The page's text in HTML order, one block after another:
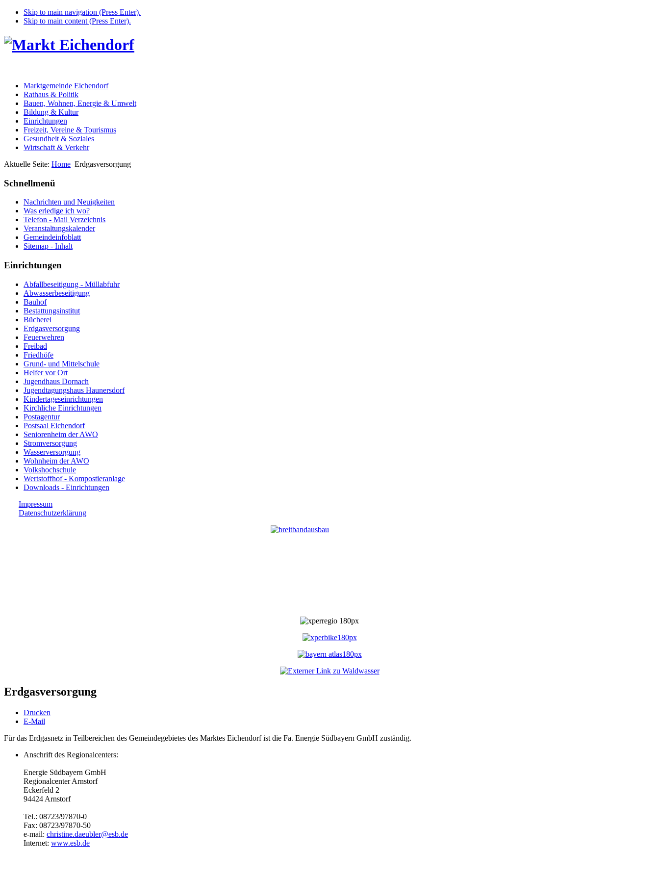
Skip to main navigation (Press Enter).
Skip to main content (Press Enter).
Marktgemeinde Eichendorf
Rathaus & Politik
Bauen, Wohnen, Energie & Umwelt
Bildung & Kultur
Einrichtungen
Freizeit, Vereine & Tourismus
Gesundheit & Soziales
Wirtschaft & Verkehr
Aktuelle Seite: Home Erdgasversorgung
Schnellmenü
Nachrichten und Neuigkeiten
Was erledige ich wo?
Telefon - Mail Verzeichnis
Veranstaltungskalender
Gemeindeinfoblatt
Sitemap - Inhalt
Einrichtungen
Abfallbeseitigung - Müllabfuhr
Abwasserbeseitigung
Bauhof
Bestattungsinstitut
Bücherei
Erdgasversorgung
Feuerwehren
Freibad
Friedhöfe
Grund- und Mittelschule
Helfer vor Ort
Jugendhaus Dornach
Jugendtagungshaus Haunersdorf
Kindertageseinrichtungen
Kirchliche Einrichtungen
Postagentur
Postsaal Eichendorf
Seniorenheim der AWO
Stromversorgung
Wasserversorgung
Wohnheim der AWO
Volkshochschule
Wertstoffhof - Kompostieranlage
Downloads - Einrichtungen
Impressum
Datenschutzerklärung
Erdgasversorgung
Drucken
E-Mail
Für das Erdgasnetz in Teilbereichen des Gemeindegebietes des Marktes Eichendorf ist die Fa. Energie Südbayern GmbH zuständig.
Anschrift des Regionalcenters:
Energie Südbayern GmbH
Regionalcenter Arnstorf
Eckerfeld 2
94424 Arnstorf
Tel.: 08723/97870-0
Fax: 08723/97870-50
e-mail: christine.daeubler@esb.de
Internet: www.esb.de